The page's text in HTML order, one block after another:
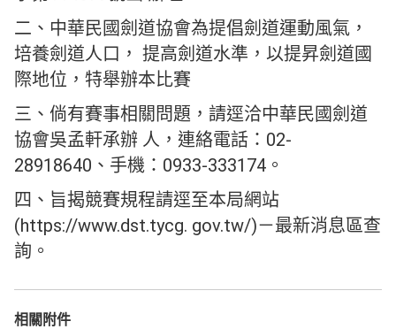
二、中華民國劍道協會為提倡劍道運動風氣，
培養劍道人口， 提高劍道水準，以提昇劍道國
際地位，特舉辦本比賽
三、倘有賽事相關問題，請逕洽中華民國劍道
協會吳孟軒承辦 人，連絡電話：02-
28918640、手機：0933-333174。
四、旨揭競賽規程請逕至本局網站
(https://www.dst.tycg. gov.tw/)－最新消息區查
詢。
相關附件